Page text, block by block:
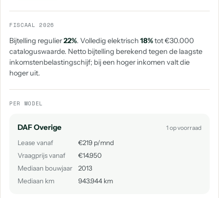
FISCAAL 2026
Bijtelling regulier22%. Volledig elektrisch 18%tot €30.000
cataloguswaarde. Netto bijtelling berekend tegen de laagste
inkomstenbelastingschijf; bij een hoger inkomen valt die
hoger uit.
PER MODEL
DAF Overige 1 op voorraad
Lease vanaf
€219 p/mnd
Vraagprijs vanaf
€14.950
Mediaan bouwjaar
2013
Mediaan km
943.944 km